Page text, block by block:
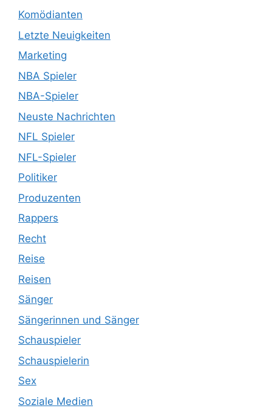
Komödianten
Letzte Neuigkeiten
Marketing
NBA Spieler
NBA-Spieler
Neuste Nachrichten
NFL Spieler
NFL-Spieler
Politiker
Produzenten
Rappers
Recht
Reise
Reisen
Sänger
Sängerinnen und Sänger
Schauspieler
Schauspielerin
Sex
Soziale Medien